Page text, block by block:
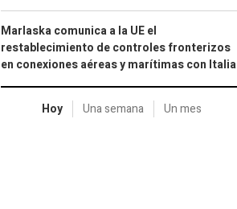
Marlaska comunica a la UE el
restablecimiento de controles fronterizos
en conexiones aéreas y marítimas con Italia
Hoy Una semana Un mes